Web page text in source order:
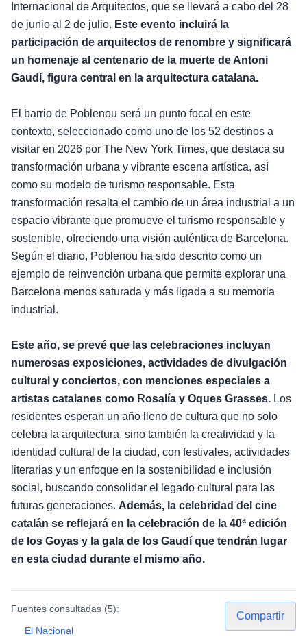
Internacional de Arquitectos, que se llevará a cabo del 28
de junio al 2 de julio. Este evento incluirá la
participación de arquitectos de renombre y significará
un homenaje al centenario de la muerte de Antoni
Gaudí, figura central en la arquitectura catalana.
El barrio de Poblenou será un punto focal en este
contexto, seleccionado como uno de los 52 destinos a
visitar en 2026 por The New York Times, que destaca su
transformación urbana y vibrante escena artística, así
como su modelo de turismo responsable. Esta
transformación resalta el cambio de un área industrial a un
espacio vibrante que promueve el turismo responsable y
sostenible, ofreciendo una visión auténtica de Barcelona.
Según el diario, Poblenou ha sido descrito como un
ejemplo de reinvención urbana que permite explorar una
Barcelona menos saturada y más ligada a su memoria
industrial.
Este año, se prevé que las celebraciones incluyan
numerosas exposiciones, actividades de divulgación
cultural y conciertos, con menciones especiales a
artistas catalanes como Rosalía y Oques Grasses. Los
residentes esperan un año lleno de cultura que no solo
celebra la arquitectura, sino también la creatividad y la
identidad cultural de la ciudad, con festivales, actividades
literarias y un enfoque en la sostenibilidad e inclusión
social, buscando consolidar el legado cultural para las
futuras generaciones. Además, la celebridad del cine
catalán se reflejará en la celebración de la 40ª edición
de los Goyas y la gala de los Gaudí que tendrán lugar
en esta ciudad durante el mismo año.
Fuentes consultadas (5):
El Nacional
Compartir